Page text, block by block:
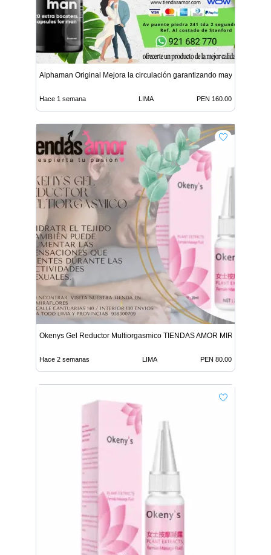
Alphaman Original Mejora la circulación garantizando mayor
Hace 1 semana LIMA PEN 160.00
Okenys Gel Reductor Multiorgasmico TIENDAS AMOR MIRAFLORES
Hace 2 semanas LIMA PEN 80.00